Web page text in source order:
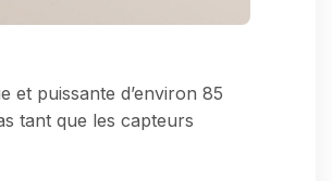
et puissante d’environ 85
tant que les capteurs